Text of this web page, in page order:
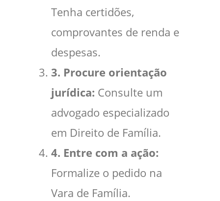
Tenha certidões,
comprovantes de renda e
despesas.
3. Procure orientação
jurídica: Consulte um
advogado especializado
em Direito de Família.
4. Entre com a ação:
Formalize o pedido na
Vara de Família.